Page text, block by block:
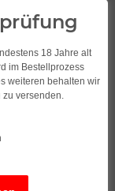
18 Jahre alt
im Bestellprozess
weiteren behalten wir
versenden.